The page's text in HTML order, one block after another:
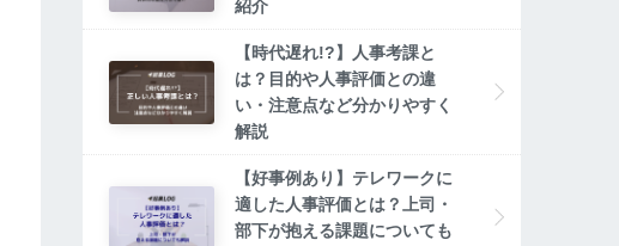
紹介
【時代遅れ!?】人事考課と
は？目的や人事評価との違
い・注意点など分かりやすく
解説
【好事例あり】テレワークに
適した人事評価とは？上司・
部下が抱える課題についても